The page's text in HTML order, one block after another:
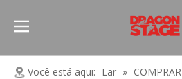
Você está aqui: Lar » COMPRAR